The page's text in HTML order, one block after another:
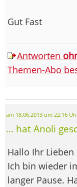
Gut Fast
Antworten
Themen-Abo
am 18.06.2013 um 22:16
... hat Anoli
Hallo Ihr Lieben
Ich bin wieder
langer Pause.